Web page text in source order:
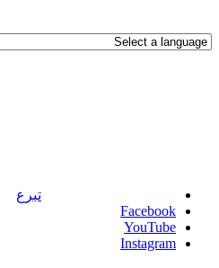
تبرع
Facebook
YouTube
Instagram